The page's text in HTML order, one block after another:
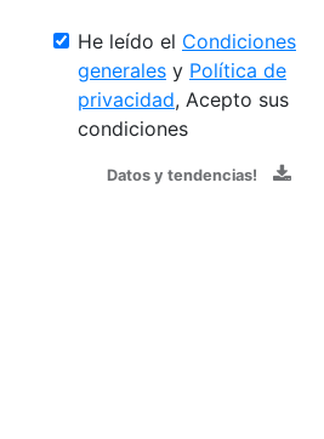
He leído el Condiciones
generales y Política de
privacidad, Acepto sus
condiciones
Datos y tendencias!